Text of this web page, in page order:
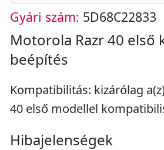
Gyári szám: 5D68C22833
Motorola Razr 40 első
beépítés
Kompatibilitás: kizárólag
40 első modellel
Hibajelenségek